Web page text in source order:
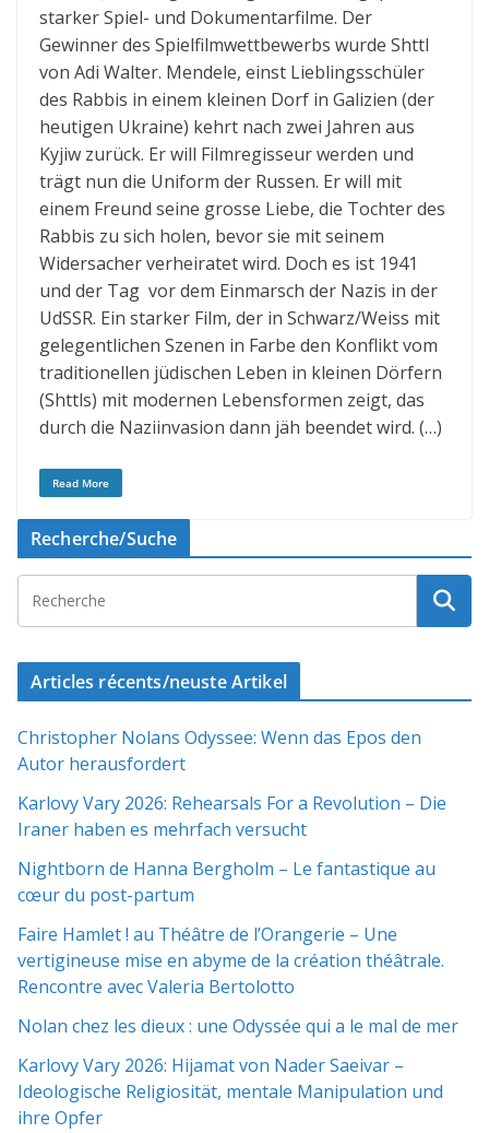
starker Spiel- und Dokumentarfilme. Der
Gewinner des Spielfilmwettbewerbs wurde Shttl
von Adi Walter. Mendele, einst Lieblingsschüler
des Rabbis in einem kleinen Dorf in Galizien (der
heutigen Ukraine) kehrt nach zwei Jahren aus
Kyjiw zurück. Er will Filmregisseur werden und
trägt nun die Uniform der Russen. Er will mit
einem Freund seine grosse Liebe, die Tochter des
Rabbis zu sich holen, bevor sie mit seinem
Widersacher verheiratet wird. Doch es ist 1941
und der Tag vor dem Einmarsch der Nazis in der
UdSSR. Ein starker Film, der in Schwarz/Weiss mit
gelegentlichen Szenen in Farbe den Konflikt vom
traditionellen jüdischen Leben in kleinen Dörfern
(Shttls) mit modernen Lebensformen zeigt, das
durch die Naziinvasion dann jäh beendet wird. (…)
Read More
Recherche/Suche
Articles récents/neuste Artikel
Christopher Nolans Odyssee: Wenn das Epos den
Autor herausfordert
Karlovy Vary 2026: Rehearsals For a Revolution – Die
Iraner haben es mehrfach versucht
Nightborn de Hanna Bergholm – Le fantastique au
cœur du post-partum
Faire Hamlet ! au Théâtre de l’Orangerie – Une
vertigineuse mise en abyme de la création théâtrale.
Rencontre avec Valeria Bertolotto
Nolan chez les dieux : une Odyssée qui a le mal de mer
Karlovy Vary 2026: Hijamat von Nader Saeivar​​ –
Ideologische Religiosität, mentale Manipulation und
ihre Opfer